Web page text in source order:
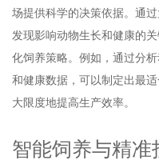
场提供科学的决策依据。通
发现影响动物生长和健康的
化饲养策略。例如，通过分
和健康数据，可以制定出最
大限度地提高生产效率。
智能饲养与精准